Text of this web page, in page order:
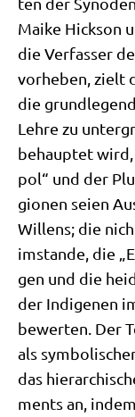
Mai­ke Hick­son
die Ver­fas­ser
vor­he­ben, zielt
die
Leh­re zu
behaup­tet
pol“ und der
gio­nen sei­en
Wil­lens; die
imstan­de, die
gen und die
der Indi­ge­nen
bewer­ten. Der
als
das
ments an,